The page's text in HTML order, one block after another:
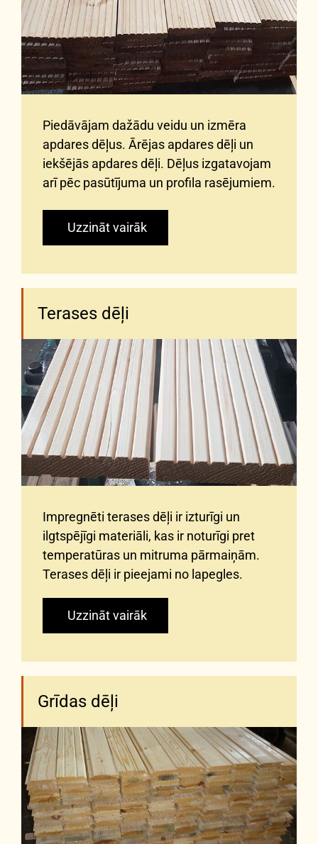
Piedāvājam dažādu veidu un izmēra
apdares dēļus. Ārējas apdares dēļi un
iekšējās apdares dēļi. Dēļus izgatavojam
arī pēc pasūtījuma un profila rasējumiem.
Uzzināt vairāk
Terases dēļi
Impregnēti terases dēļi ir izturīgi un
ilgtspējīgi materiāli, kas ir noturīgi pret
temperatūras un mitruma pārmaiņām.
Terases dēļi ir pieejami no lapegles.
Uzzināt vairāk
Grīdas dēļi